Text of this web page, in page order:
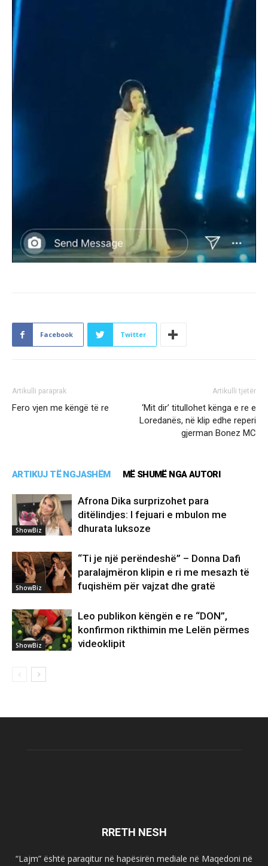
Facebook Twitter
Artikulli paraprak
Fero vjen me këngë të re
Artikulli tjetër
‘Mit dir’ titullohet kënga e re e
Loredanës, në klip edhe reperi
gjerman Bonez MC
ARTIKUJ TË NGJASHËM MË SHUMË NGA AUTORI
ShowBiz
Afrona Dika surprizohet para
ditëlindjes: I fejuari e mbulon me
dhurata luksoze
ShowBiz
“Ti je një perëndeshë” – Donna Dafi
paralajmëron klipin e ri me mesazh të
fuqishëm për vajzat dhe gratë
ShowBiz
Leo publikon këngën e re “DON”,
konfirmon rikthimin me Lelën përmes
videoklipit
RRETH NESH
“Lajm” është paraqitur në hapësirën mediale në Maqedoni në